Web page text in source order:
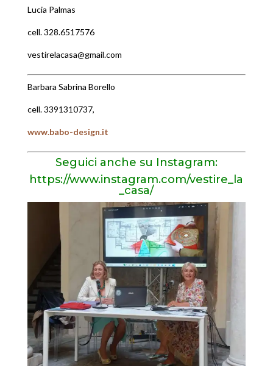
Lucia Palmas
cell. 328.6517576
vestirelacasa@gmail.com
Barbara Sabrina Borello
cell. 3391310737,
www.babo-design.it
Seguici anche su Instagram:
https://www.instagram.com/vestire_la
_casa/